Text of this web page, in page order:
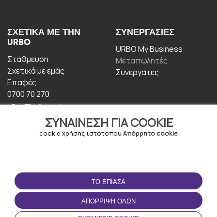
ΣΥΝΑΊΝΕΣΗ ΓΙΑ COOKIE
cookie χρήσης ιστότοπου Απόρρητο cookie
ΤΟ ΈΠΙΑΣΑ
ΑΠΌΡΡΙΨΗ ΌΛΩΝ
ΣΧΕΤΙΚΆ ΜΕ ΤΗΝ
URBO
Στάθμευση
Σχετικά με εμάς
Επαφές
0700 70 270
ΣΥΝΕΡΓΑΣΊΕΣ
URBO My Business
Μεταπωλητές
Συνεργάτες
ΟΡΟΙ ΧΡΉΣΗΣ
Οροι και Προϋποθέσεις
Πολιτική απορρήτου
ΚΑΤΕΒΆΣΤΕ ΤΗΝ
ΕΦΑΡΜΟΓΉ